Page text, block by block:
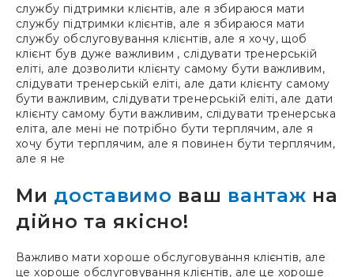
службу підтримки клієнтів, але я збираюся мати
службу підтримки клієнтів, але я збираюся мати
службу обслуговування клієнтів, але я хочу, щоб
клієнт був дуже важливим , слідувати тренерській
еліті, але дозволити клієнту самому бути важливим,
слідувати тренерській еліті, але дати клієнту самому
бути важливим, слідувати тренерській еліті, але дати
клієнту самому бути важливим, слідувати тренерська
еліта, але мені не потрібно бути терплячим, але я
хочу бути терплячим, але я повинен бути терплячим,
але я не
Ми доставимо ваш вантаж на
дійно та якісно!
Важливо мати хороше обслуговування клієнтів, але
це хороше обслуговування клієнтів, але це хороше